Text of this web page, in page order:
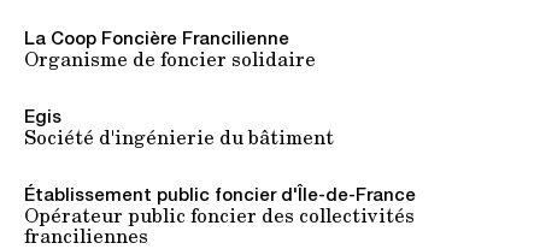
La Coop Foncière Francilienne
Organisme de foncier solidaire
Egis
Société d'ingénierie du bâtiment
Établissement public foncier d'Île-de-France
Opérateur public foncier des collectivités
franciliennes